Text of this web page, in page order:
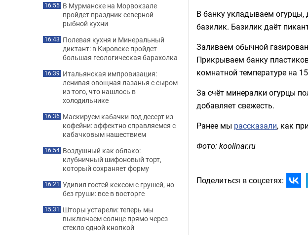
В банку укладываем огурцы,
базилик. Базилик даёт
Заливаем обычной
Прикрываем банку
комнатной температуре на
За счёт минералки огурцы
добавляет свежесть.
Ранее мы рассказали, как
Фото: koolinar.ru
Поделиться в соцсетях:
16:55 В Мурманске на Морвокзале
пройдет праздник северной
рыбной кухни
16:43 Полевая кухня и Минеральный
диктант: в Кировске пройдет
большая геологическая барахолка
16:39 Итальянская импровизация:
ленивая овощная лазанья с сыром
из того, что нашлось в
холодильнике
16:36 Маскируем кабачки под десерт из
кофейни: эффектно справляемся с
кабачковым нашествием
16:54 Воздушный как облако:
клубничный шифоновый торт,
который сохраняет форму
16:21 Удивил гостей кексом с грушей, но
без груши: все в восторге
15:31 Шторы устарели: теперь мы
выключаем солнце прямо через
стекло одной кнопкой